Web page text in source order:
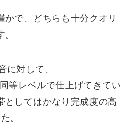
かで、どちらも十分クオリ
に対して、
等レベルで仕上げてきてい
としてはかなり完成度の高
。